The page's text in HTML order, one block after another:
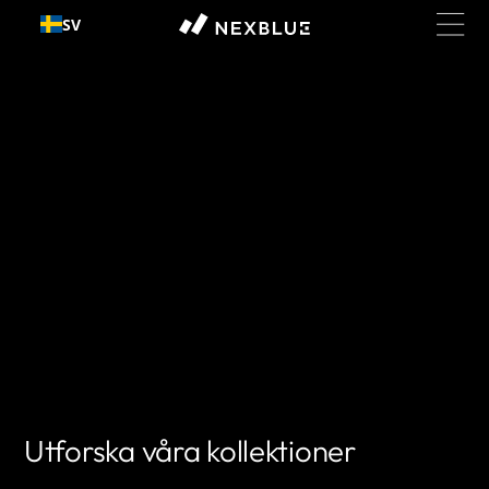
Gå till
innehållet
SV
Utforska våra kollektioner